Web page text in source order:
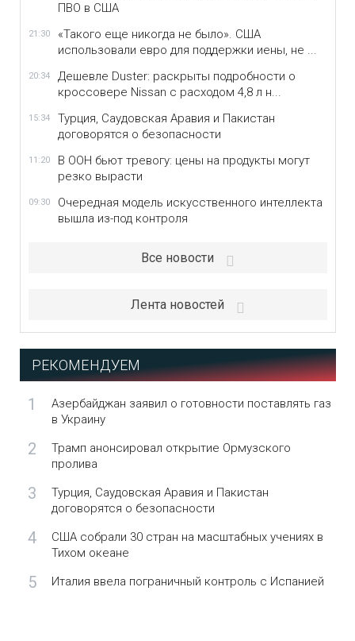
ПВО в США
21:30
«Такого еще никогда не было». США
использовали евро для поддержки иены, не ...
20:34
Дешевле Duster: раскрыты подробности о
кроссовере Nissan с расходом 4,8 л н...
15:34
Турция, Саудовская Аравия и Пакистан
договорятся о безопасности
11:20
В ООН бьют тревогу: цены на продукты могут
резко вырасти
09:30
Очередная модель искусственного интеллекта
вышла из-под контроля
Все новости
Лента новостей
РЕКОМЕНДУЕМ
1
Азербайджан заявил о готовности поставлять газ
в Украину
2
Трамп анонсировал открытие Ормузского
пролива
3
Турция, Саудовская Аравия и Пакистан
договорятся о безопасности
4
США собрали 30 стран на масштабных учениях в
Тихом океане
5 Италия ввела пограничный контроль с Испанией